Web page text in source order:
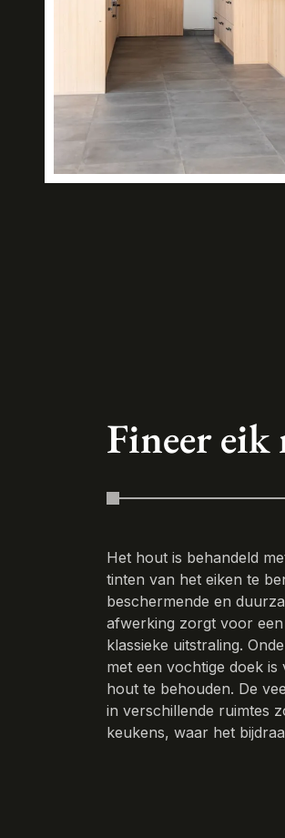
Fineer
Het hout is behandeld
tinten van het eiken te
beschermende en
afwerking zorgt voor
klassieke uitstraling.
met een vochtige doek
hout te behouden. De
in verschillende ruimtes
keukens, waar het